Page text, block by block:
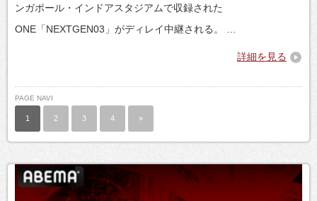
ンガポール・インドアスタジアムで収録された
ONE「NEXTGEN03」がディレイ中継される。 …
詳細を見る
PAGE NAVI
1 2 3 4 »